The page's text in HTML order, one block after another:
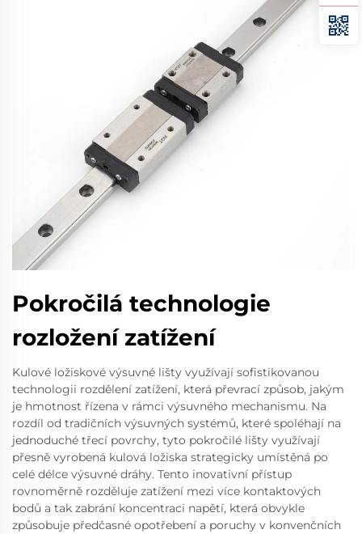
Pokročilá technologie
rozložení zatížení
Kulové ložiskové výsuvné lišty využívají sofistikovanou
technologii rozdělení zatížení, která převrací způsob, jakým
je hmotnost řízena v rámci výsuvného mechanismu. Na
rozdíl od tradičních výsuvných systémů, které spoléhají na
jednoduché třecí povrchy, tyto pokročilé lišty využívají
přesně vyrobená kulová ložiska strategicky umístěná po
celé délce výsuvné dráhy. Tento inovativní přístup
rovnoměrně rozděluje zatížení mezi více kontaktových
bodů a tak zabrání koncentraci napětí, která obvykle
způsobuje předčasné opotřebení a poruchy v konvenčních